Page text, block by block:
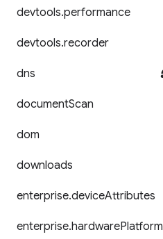
devtools.performance
devtools.recorder
dns
documentScan
dom
downloads
enterprise.deviceAttributes
enterprise.hardwarePlatform